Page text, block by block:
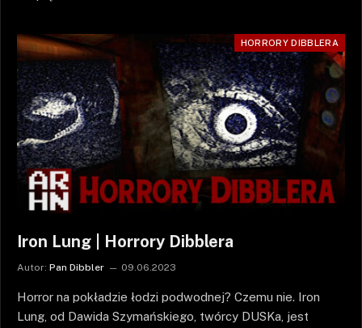
HORRORY DIBBLERA
Iron Lung | Horrory Dibblera
Autor: Pan Dibbler 09.06.2023
Horror na pokładzie łodzi podwodnej? Czemu nie. Iron
Lung, od Dawida Szymańskiego, twórcy DUSKa, jest